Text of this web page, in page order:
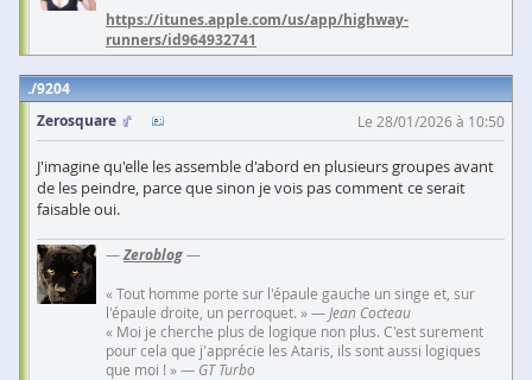
https://itunes.apple.com/us/app/highway-
runners/id964932741
9204
Zerosquare
Le 28/01/2026 à 10:50
J'imagine qu'elle les assemble d'abord en plusieurs groupes avant
de les peindre, parce que sinon je vois pas comment ce serait
faisable oui.
—Zeroblog—
« Tout homme porte sur l'épaule gauche un singe et, sur
l'épaule droite, un perroquet. » — Jean Cocteau
« Moi je cherche plus de logique non plus. C'est surement
pour cela que j'apprécie les Ataris, ils sont aussi logiques
que moi ! » — GT Turbo